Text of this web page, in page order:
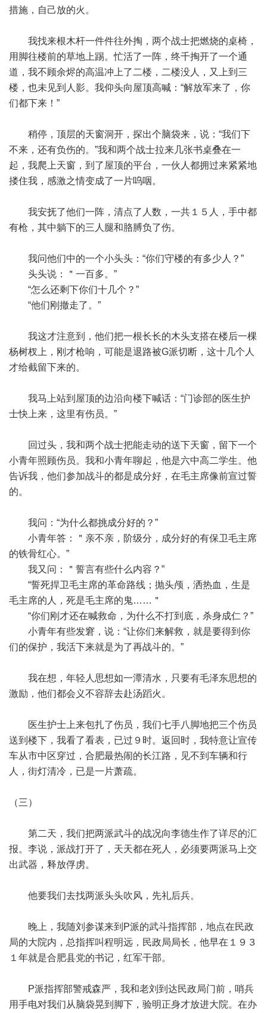
措施，自己放的火。
我找来根木杆一件件往外掏，两个战士把燃烧的桌椅，
用脚往楼前的草地上踢。忙活了一阵，终千掏开了一个通
道，我不顾余烬的高温冲上了二楼，二楼没人，又上到三
楼，也未见到人影。我仰头向屋顶高喊：“解放军来了，你
们都下来！”
稍停，顶层的天窗洞开，探出个脑袋来，说：“我们下
不来，还有负伤的。”我和两个战士拉来几张书桌叠在一
起，我爬上天窗，到了屋顶的平台，一伙人都拥过来紧紧地
搂住我，感激之情变成了一片呜咽。
我安抚了他们一阵，清点了人数，一共１５人，手中都
有枪，其中躺下的三人腿和胳膊负了伤。
我问他们中的一个小头头：“你们守楼的有多少人？”
头头说：＂一百多。”
“怎么还剩下你们十几个？”
“他们刚撤走了。”
我这才注意到，他们把一根长长的木头支搭在楼后一棵
杨树杈上，刚才枪响，可能是退路被G派切断，这十几个人
才给截留下来的。
我马上站到屋顶的边沿向楼下喊话：“门诊部的医生护
士快上来，这里有伤员。”
回过头，我和两个战士把能走动的送下天窗，留下一个
小青年照顾伤员。我和小青年聊起，他是六中高二学生。他
告诉我，他们参加战斗的都是成分好，在毛主席像前宣过誓
的。
我问：“为什么都挑成分好的？”
小青年答：＂亲不亲，阶级分，成分好的有保卫毛主席
的铁骨红心。”
我又问：＂誓言有些什么内容？”
“誓死捍卫毛主席的革命路线；抛头颅，洒热血，生是
毛主席的人，死是毛主席的鬼……＂
“你们刚才还在喊救命，为什么不打到底，杀身成仁？”
小青年有些发窘，说：“让你们来解救，就是要得到你
们的保护，我活下来就是为了再战斗的。”
我在想，年轻人思想如一潭清水，只要有毛泽东思想的
激励，他们都会义不容辞去赴汤蹈火。
医生护士上来包扎了伤员，我们七手八脚地把三个伤员
送到楼下，我看了看表，已过９时。返回时，我特意让宣传
车从市中区穿过，合肥最热闹的长江路，见不到车辆和行
人，街灯清冷，已是一片萧疏。
（三）
第二天，我们把两派武斗的战况向李德生作了详尽的汇
报。李说，派战打开了，天天都在死人，必须要两派马上交
出武器，释放俘虏。
他要我们去找两派头头吹风，先礼后兵。
晚上，我随刘参谋来到P派的武斗指挥部，地点在民政
局的大院内，总指挥叫程明远，民政局局长，他早在１９３
１年就是合肥县党的书记，红军干部。
P派指挥部警戒森严，我和老刘到达民政局门前，哨兵
用手电对我们从脑袋晃到脚下，验明正身才放进大院。在办